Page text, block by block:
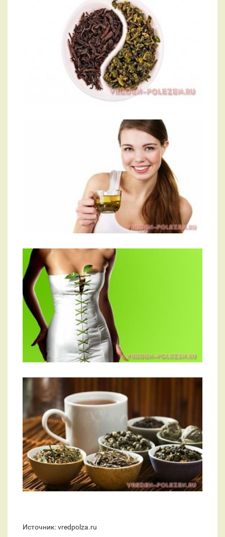
Источник: vredpolza.ru